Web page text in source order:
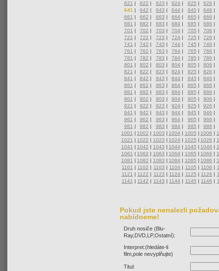
621 | 622 | 623 | 624 | 625 | 626 |
641 | 642 | 643 | 644 | 645 | 646 |
661 | 662 | 663 | 664 | 665 | 666 |
681 | 682 | 683 | 684 | 685 | 686 |
701 | 702 | 703 | 704 | 705 | 706 |
721 | 722 | 723 | 724 | 725 | 726 |
741 | 742 | 743 | 744 | 745 | 746 |
761 | 762 | 763 | 764 | 765 | 766 |
781 | 782 | 783 | 784 | 785 | 786 |
801 | 802 | 803 | 804 | 805 | 806 |
821 | 822 | 823 | 824 | 825 | 826 |
841 | 842 | 843 | 844 | 845 | 846 |
861 | 862 | 863 | 864 | 865 | 866 |
881 | 882 | 883 | 884 | 885 | 886 |
901 | 902 | 903 | 904 | 905 | 906 |
921 | 922 | 923 | 924 | 925 | 926 |
941 | 942 | 943 | 944 | 945 | 946 |
961 | 962 | 963 | 964 | 965 | 966 |
981 | 982 | 983 | 984 | 985 | 986 |
1001 | 1002 | 1003 | 1004 | 1005 | 1006 |
1021 | 1022 | 1023 | 1024 | 1025 | 1026 |
1041 | 1042 | 1043 | 1044 | 1045 | 1046 |
1061 | 1062 | 1063 | 1064 | 1065 | 1066 |
1081 | 1082 | 1083 | 1084 | 1085 | 1086 |
1101 | 1102 | 1103 | 1104 | 1105 | 1106 |
1121 | 1122 | 1123 | 1124 | 1125 | 1126 |
1141 | 1142 | 1143 | 1144 | 1145 | 1146 |
Pokud jste nenalezli
nabídneme!
Druh nosiče (Blu-
Ray,DVD,LP,Ostatní):
Interpret:(hledáte-li
film,pole nevyplňujte)
Titul: